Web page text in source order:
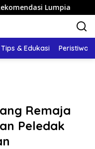
Panduan
Tips & Edukasi Peristiwa
Remaja
Peledak